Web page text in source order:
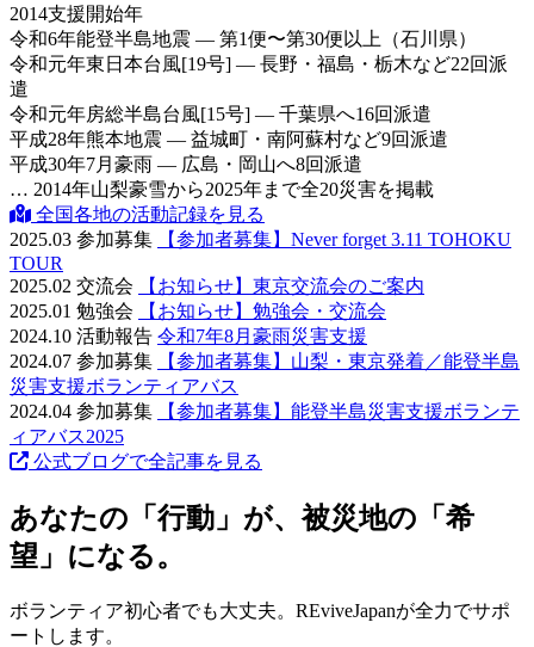
2014支援開始年
令和6年能登半島地震 — 第1便〜第30便以上（石川県）
令和元年東日本台風[19号] — 長野・福島・栃木など22回派
遣
令和元年房総半島台風[15号] — 千葉県へ16回派遣
平成28年熊本地震 — 益城町・南阿蘇村など9回派遣
平成30年7月豪雨 — 広島・岡山へ8回派遣
… 2014年山梨豪雪から2025年まで全20災害を掲載
全国各地の活動記録を見る
2025.03 参加募集
【参加者募集】Never forget 3.11 TOHOKU
TOUR
2025.02 交流会
【お知らせ】東京交流会のご案内
2025.01 勉強会
【お知らせ】勉強会・交流会
2024.10 活動報告 令和7年8月豪雨災害支援
2024.07 参加募集
【参加者募集】山梨・東京発着／能登半島
災害支援ボランティアバス
2024.04 参加募集
【参加者募集】能登半島災害支援ボランテ
ィアバス2025
公式ブログで全記事を見る
あなたの「行動」が、被災地の「希
望」になる。
ボランティア初心者でも大丈夫。REviveJapanが全力でサポ
ートします。